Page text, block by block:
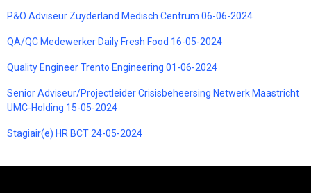
P&O Adviseur Zuyderland Medisch Centrum 06-06-2024
QA/QC Medewerker Daily Fresh Food 16-05-2024
Quality Engineer Trento Engineering 01-06-2024
Senior Adviseur/Projectleider Crisisbeheersing Netwerk Maastricht
UMC-Holding 15-05-2024
Stagiair(e) HR BCT 24-05-2024